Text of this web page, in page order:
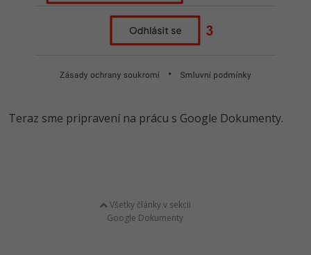
Teraz sme pripravení na prácu s Google Dokumenty.
Všetky články v sekcii
Google Dokumenty